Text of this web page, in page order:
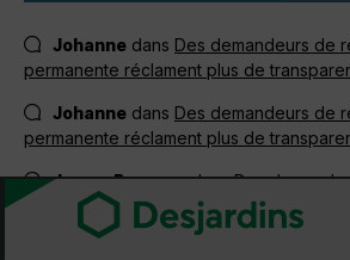
Johanne dans Des demandeurs de
permanente réclament plus de
Johanne dans Des demandeurs de
permanente réclament plus de
Jacem BennasrdansDes
permanente réclament plus de